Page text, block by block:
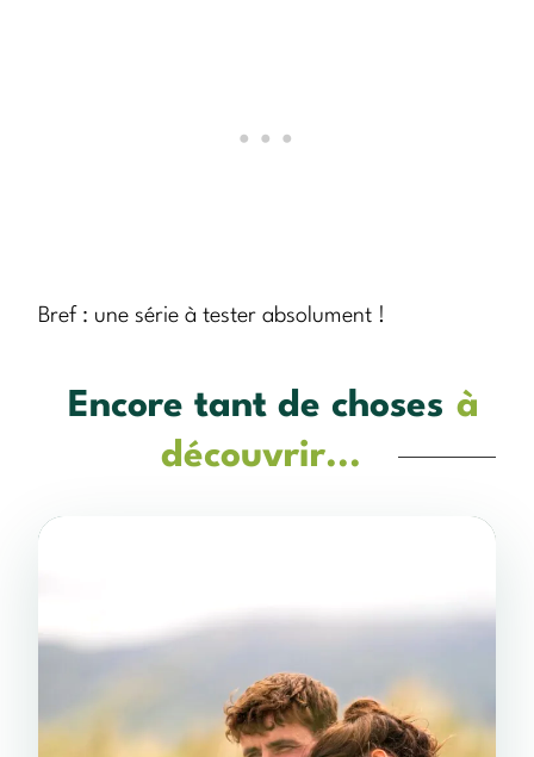
Bref : une série à tester absolument !
Encore tant de choses à
découvrir...